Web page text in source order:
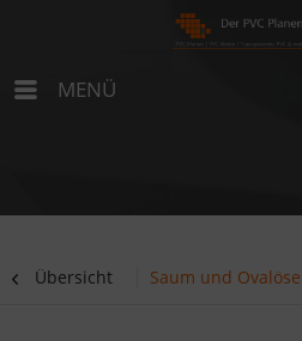
MENÜ
Übersicht Saum und